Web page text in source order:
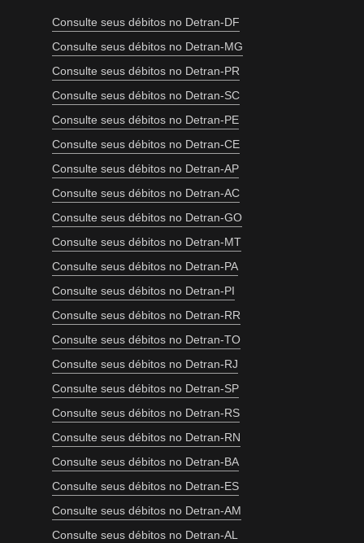
Consulte seus débitos no Detran-DF
Consulte seus débitos no Detran-MG
Consulte seus débitos no Detran-PR
Consulte seus débitos no Detran-SC
Consulte seus débitos no Detran-PE
Consulte seus débitos no Detran-CE
Consulte seus débitos no Detran-AP
Consulte seus débitos no Detran-AC
Consulte seus débitos no Detran-GO
Consulte seus débitos no Detran-MT
Consulte seus débitos no Detran-PA
Consulte seus débitos no Detran-PI
Consulte seus débitos no Detran-RR
Consulte seus débitos no Detran-TO
Consulte seus débitos no Detran-RJ
Consulte seus débitos no Detran-SP
Consulte seus débitos no Detran-RS
Consulte seus débitos no Detran-RN
Consulte seus débitos no Detran-BA
Consulte seus débitos no Detran-ES
Consulte seus débitos no Detran-AM
Consulte seus débitos no Detran-AL